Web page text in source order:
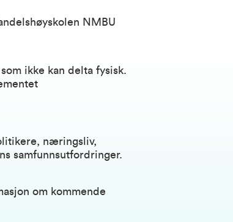
NMBU
ikke kan delta fysisk.
næringsliv,
samfunnsutfordringer.
om kommende